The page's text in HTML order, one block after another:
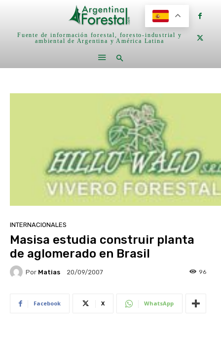
Fuente de información forestal, foresto-industrial y
ambiental de Argentina y América Latina
INTERNACIONALES
Masisa estudia construir planta
de aglomerado en Brasil
Por Matias 20/09/2007 96
Facebook X WhatsApp